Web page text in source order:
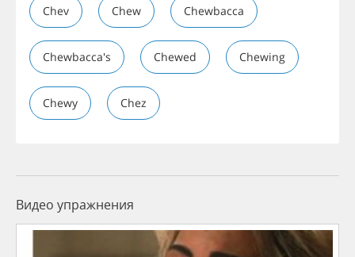
Chev Chew Chewbacca
Chewbacca's Chewed Chewing
Chewy Chez
Видео упражнения